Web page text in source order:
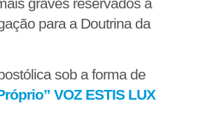
graves reservados à
para a Doutrina da
sob a forma de
VOZ ESTIS LUX